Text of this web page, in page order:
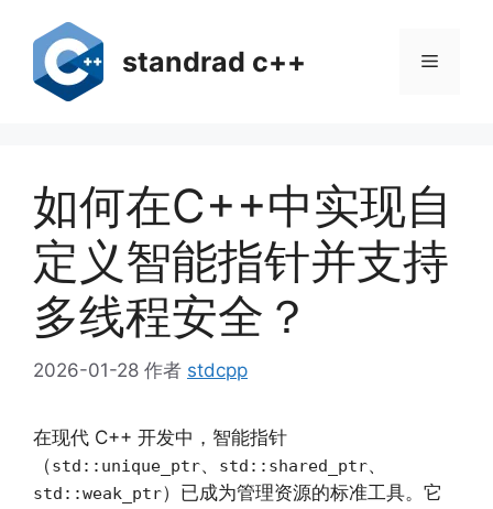
standrad c++ 菜
如何在C++中实现自
定义智能指针并支持
多线程安全？
2026-01-28 作者 stdcpp
在现代 C++ 开发中，智能指针
（std::unique_ptr、 std::shared_ptr、
std::weak_ptr）已成为管理资源的标准工具。它